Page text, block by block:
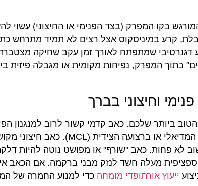
בקו המפרק (בצד הפנימי או החיצוני) עשוי
קרע במיניסקוס אצל רצים לא תמיד מתרחש
שמתפתח לאורך זמן עקב שחיקה מצטברת.
בתוך המפרק, נפיחות מקומית או מגבלה פיזית
וחיצוני בברך
ביותר שלכם. כאב קדמי קשור לרוב למנגנון
לא פחות. כאב "שורף" או מפושט נוטה להיות
מעלה חשד לנזק מבני ברקמה. אם הכאב
ייעוץ אורתופדי מומחה כדי למנוע החמרה של